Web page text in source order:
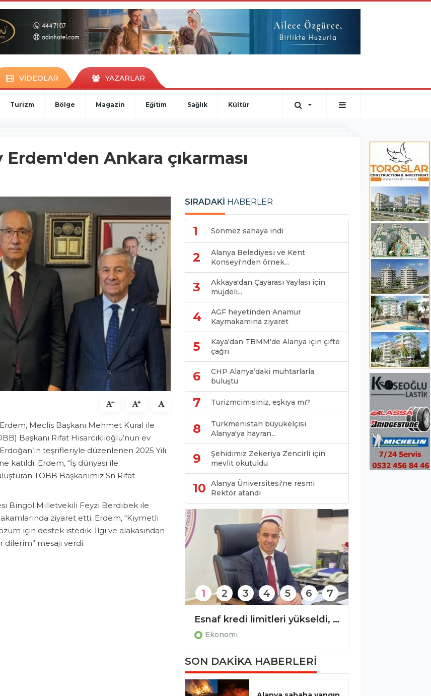
VİDEOLAR YAZARLAR
Turizm Bölge Magazin Eğitim Sağlık Kültür
Erdem'den Ankara çıkarması
Meclis Başkanı Mehmet Kural ile
Başkanı Rifat Hisarcıklıoğlu’nun ev
teşrifleriyle düzenlenen 2025 Yılı
Erdem, “İş dünyası ile
TOBB Başkanımız Sn Rifat
Bingöl Milletvekili Feyzi Berdibek ile
ziyaret etti. Erdem, “Kıymetli
için destek istedik. İlgi ve alakasından
dilerim” mesajı verdi.
SIRADAKİ HABERLER
1 Sönmez sahaya indi
2
Alanya Belediyesi ve Kent
Konseyi'nden örnek...
3
Akkaya'dan Çayarası Yaylası için
müjdeli...
4
AGF heyetinden Anamur
Kaymakamına ziyaret
5
Kaya'dan TBMM'de Alanya için çifte
çağrı
6
CHP Alanya’daki muhtarlarla
buluştu
7 Turizmcimisiniz, eşkıya mı?
8
Türkmenistan büyükelçisi
Alanya'ya hayran...
9
Şehidimiz Zekeriya Zencirli için
mevlit okutuldu
10
Alanya Üniversitesi'ne resmi
Rektör atandı
Başkan Erdem’den EİDS hakkında önemli açıklama!
Ekonomi
1 2 3 4 5 6 7
SON DAKİKA HABERLERİ